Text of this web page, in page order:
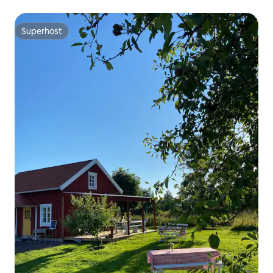
Superhost
Superhost